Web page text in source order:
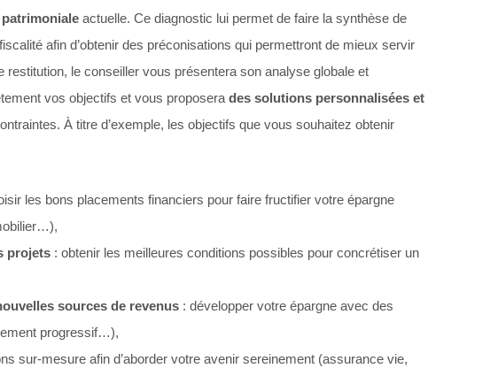
actuelle. Ce diagnostic lui permet de faire la synthèse de
afin d’obtenir des préconisations qui permettront de mieux servir
restitution, le conseiller vous présentera son analyse globale et
vos objectifs et vous proposera des solutions personnalisées et
À titre d’exemple, les objectifs que vous souhaitez obtenir
les bons placements financiers pour faire fructifier votre épargne
projets : obtenir les meilleures conditions possibles pour concrétiser un
sources de revenus : développer votre épargne avec des
progressif…),
sur-mesure afin d’aborder votre avenir sereinement (assurance vie,